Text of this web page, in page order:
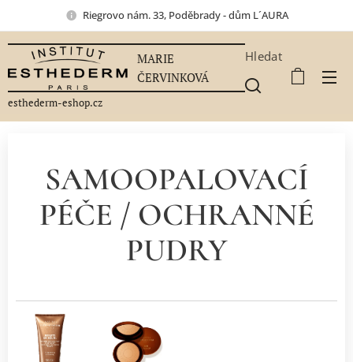
Riegrovo nám. 33, Poděbrady - dům L´AURA
MARIE
ČERVINKOVÁ
esthederm-eshop.cz
Hledat
SAMOOPALOVACÍ
PÉČE / OCHRANNÉ
PUDRY